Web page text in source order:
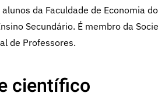
da Faculdade de Economia
Secundário. É membro da
de Professores.
científico